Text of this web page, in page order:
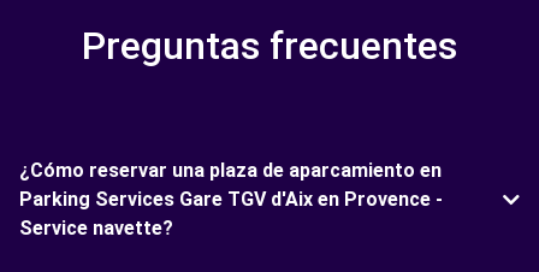
Preguntas frecuentes
¿Cómo reservar una plaza de aparcamiento en
Parking Services Gare TGV d'Aix en Provence -
Service navette?